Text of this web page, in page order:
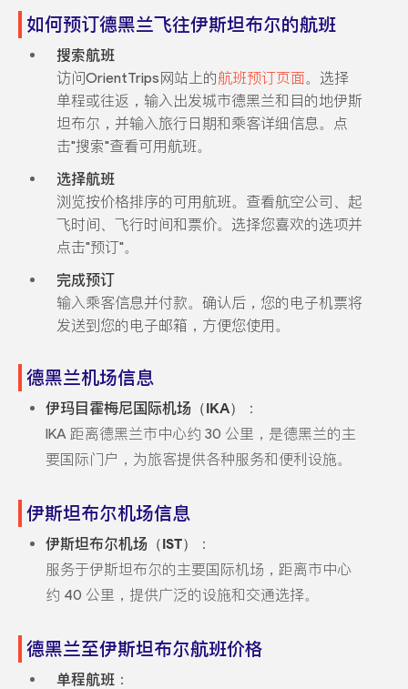
如何预订德黑兰飞往伊斯坦布尔的航班
搜索航班
访问OrientTrips网站上的航班预订页面。选择
单程或往返，输入出发城市德黑兰和目的地伊斯
坦布尔，并输入旅行日期和乘客详细信息。点
击"搜索"查看可用航班。
选择航班
浏览按价格排序的可用航班。查看航空公司、起
飞时间、飞行时间和票价。选择您喜欢的选项并
点击"预订"。
完成预订
输入乘客信息并付款。确认后，您的电子机票将
发送到您的电子邮箱，方便您使用。
德黑兰机场信息
伊玛目霍梅尼国际机场（IKA）
：
IKA 距离德黑兰市中心约 30 公里，是德黑兰的主
要国际门户，为旅客提供各种服务和便利设施。
伊斯坦布尔机场信息
伊斯坦布尔机场（IST）
：
服务于伊斯坦布尔的主要国际机场，距离市中心
约 40 公里，提供广泛的设施和交通选择。
德黑兰至伊斯坦布尔航班价格
单程航班：